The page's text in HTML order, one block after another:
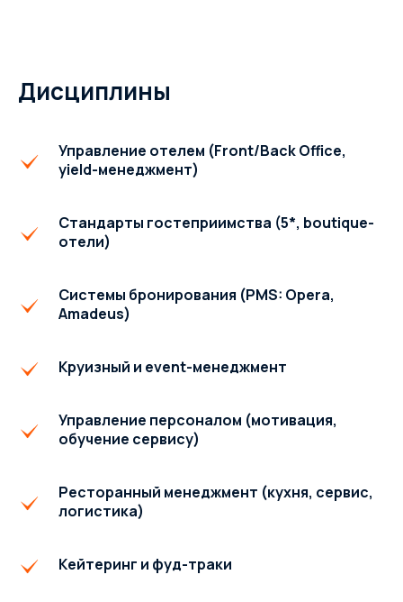
Дисциплины
Управление отелем (Front/Back Office,
yield-менеджмент)
Стандарты гостеприимства (5*, boutique-
отели)
Системы бронирования (PMS: Opera,
Amadeus)
Круизный и event-менеджмент
Управление персоналом (мотивация,
обучение сервису)
Ресторанный менеджмент (кухня, сервис,
логистика)
Кейтеринг и фуд-траки